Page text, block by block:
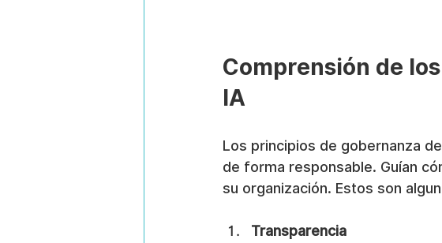
Comprensión de
IA
Los principios de gobernanza
de forma responsable. Guían
su organización. Estos son
Transparencia